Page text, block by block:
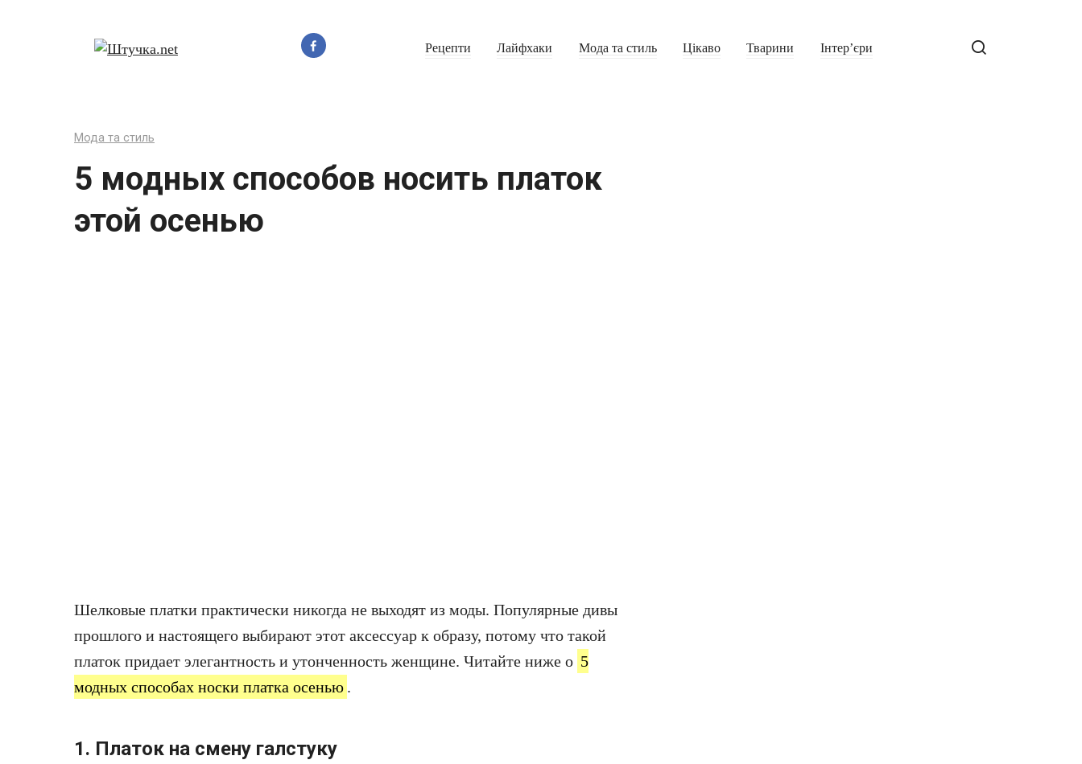
Рецепти Лайфхаки Мода та стиль Цікаво Тварини Інтер’єри
Мода та стиль
5 модных способов носить платок
этой осенью
Шелковые платки практически никогда не выходят из моды. Популярные дивы
прошлого и настоящего выбирают этот аксессуар к образу, потому что такой
платок придает элегантность и утонченность женщине. Читайте ниже о 5
модных способах носки платка осенью .
1. Платок на смену галстуку